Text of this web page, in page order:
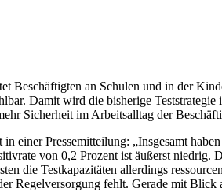
Beschäftigten an Schulen und in der
Damit wird die bisherige Teststrategie
Sicherheit im Arbeitsalltag der
einer Pressemitteilung: „Insgesamt
von 0,2 Prozent ist äußerst
die Testkapazitäten allerdings
Regelversorgung fehlt. Gerade mit